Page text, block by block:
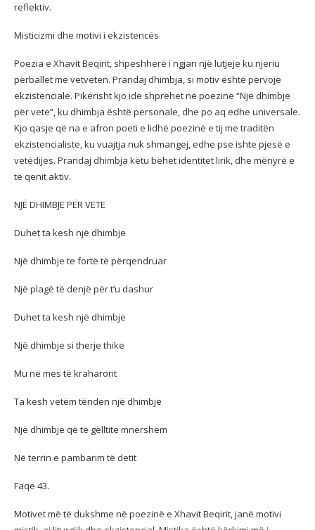
reflektiv.
Misticizmi dhe motivi i ekzistencës
Poezia e Xhavit Beqirit, shpeshherë i ngjan një lutjeje ku njeriu
përballet me vetveten. Prandaj dhimbja, si motiv është përvojë
ekzistenciale. Pikërisht kjo ide shprehet në poezinë “Një dhimbje
për vete”, ku dhimbja është personale, dhe po aq edhe universale.
Kjo qasje që na e afron poeti e lidhë poezinë e tij me traditën
ekzistencialiste, ku vuajtja nuk shmangej, edhe pse ishte pjesë e
vetëdijes. Prandaj dhimbja këtu bëhet identitet lirik, dhe mënyrë e
të qenit aktiv.
NJË DHIMBJE PËR VETE
Duhet ta kesh një dhimbje
Një dhimbje te fortë të përqendruar
Një plagë të denjë për t’u dashur
Duhet ta kesh një dhimbje
Një dhimbje si therje thike
Mu në mes të kraharorit
Ta kesh vetëm tënden një dhimbje
Një dhimbje që të gëlltitë mnershëm
Në terrin e pambarim të detit
Faqe 43.
Motivet më të dukshme në poezinë e Xhavit Beqirit, janë motivi